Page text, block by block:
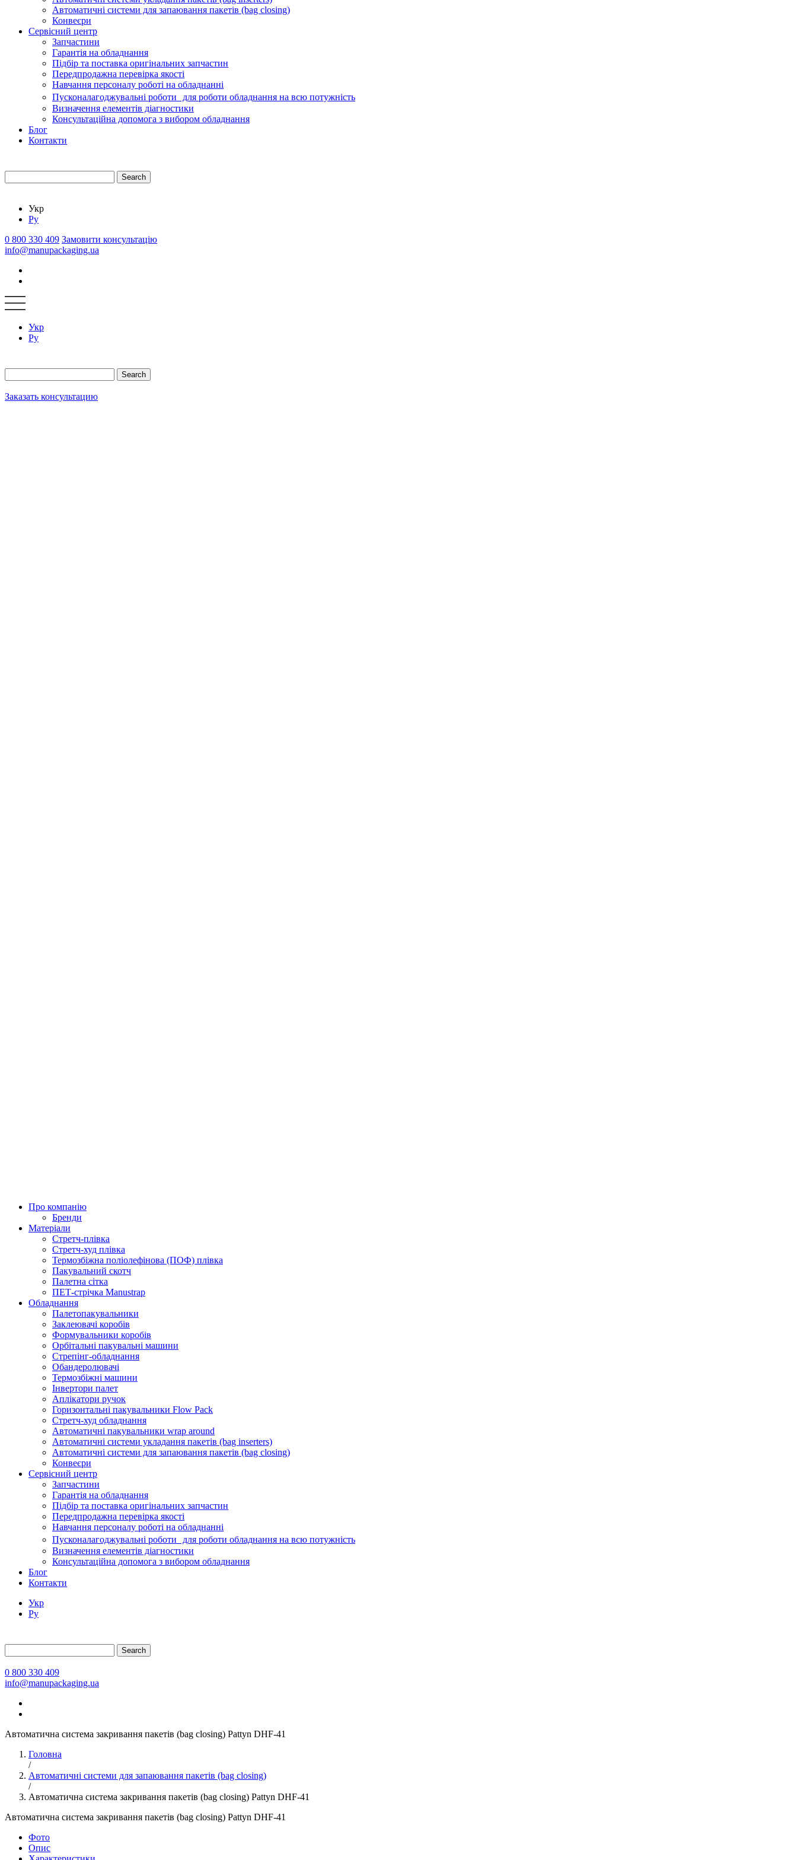
Автоматичні системи для запаювання пакетів (bag closing)
Конвеєри
Сервісний центр
Запчастини
Гарантія на обладнання
Підбір та поставка оригінальних запчастин
Передпродажна перевірка якості
Навчання персоналу роботі на обладнанні
Пусконалагоджувальні роботи для роботи обладнання на всю потужність
Визначення елементів діагностики
Консультаційна допомога з вибором обладнання
Блог
Контакти
Search
Укр
Ру
0 800 330 409 Замовити консультацію
info@manupackaging.ua
Укр
Ру
Search
Заказать консультацию
Про компанію
Бренди
Матеріали
Стретч-плівка
Стретч-худ плівка
Термозбіжна поліолефінова (ПОФ) плівка
Пакувальний скотч
Палетна сітка
ПЕТ-стрічка Manustrap
Обладнання
Палетопакувальники
Заклеювачі коробів
Формувальники коробів
Орбітальні пакувальні машини
Стрепінг-обладнання
Обандеролювачі
Термозбіжні машини
Інвертори палет
Аплікатори ручок
Горизонтальні пакувальники Flow Pack
Стретч-худ обладнання
Автоматичні пакувальники wrap around
Автоматичні системи укладання пакетів (bag inserters)
Автоматичні системи для запаювання пакетів (bag closing)
Конвеєри
Сервісний центр
Запчастини
Гарантія на обладнання
Підбір та поставка оригінальних запчастин
Передпродажна перевірка якості
Навчання персоналу роботі на обладнанні
Пусконалагоджувальні роботи для роботи обладнання на всю потужність
Визначення елементів діагностики
Консультаційна допомога з вибором обладнання
Блог
Контакти
Укр
Ру
Search
0 800 330 409
info@manupackaging.ua
Автоматична система закривання пакетів (bag closing) Pattyn DHF-41
Головна
/
Автоматичні системи для запаювання пакетів (bag closing)
/
Автоматична система закривання пакетів (bag closing) Pattyn DHF-41
Автоматична система закривання пакетів (bag closing) Pattyn DHF-41
Фото
Опис